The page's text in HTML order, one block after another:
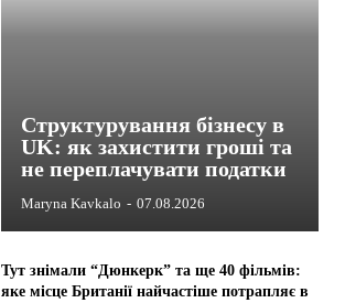
Структурування бізнесу в
UK: як захистити гроші та
не переплачувати податки
Maryna Kavkalo - 07.08.2026
Тут знімали “Дюнкерк” та ще 40 фільмів:
яке місце Британії найчастіше потрапляє в